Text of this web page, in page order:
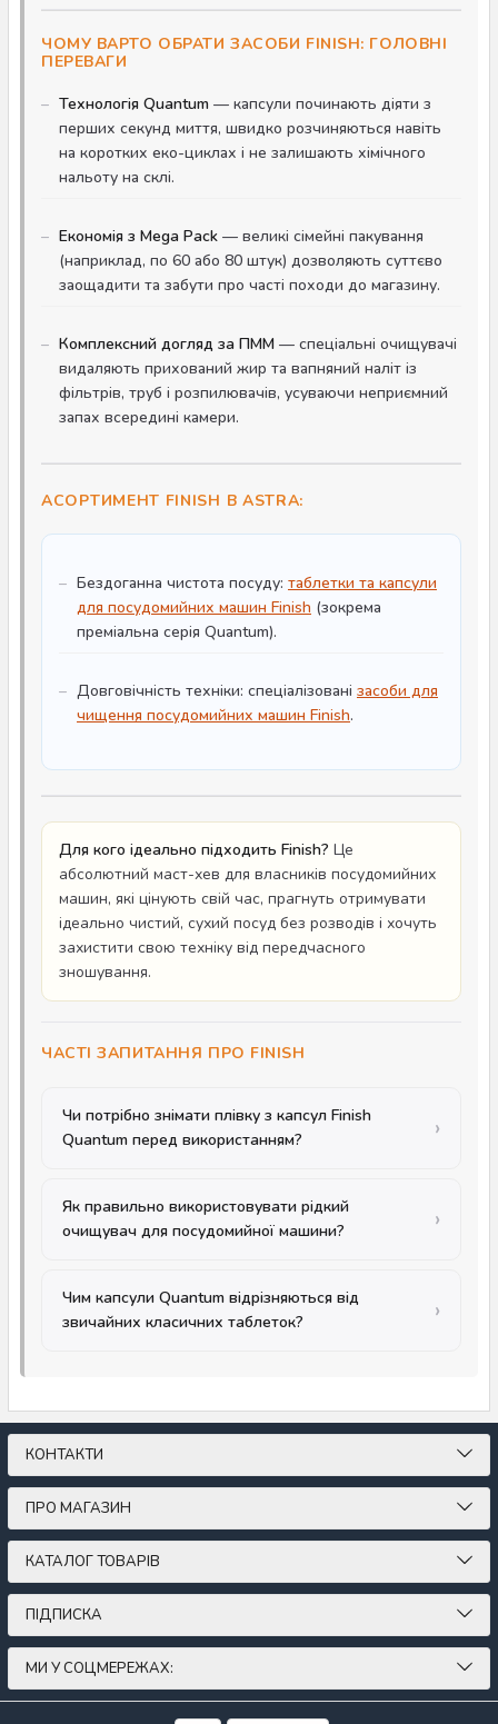
ЧОМУ ВАРТО ОБРАТИ ЗАСОБИ FINISH: ГОЛОВНІ
ПЕРЕВАГИ
Технологія Quantum — капсули починають діяти з
перших секунд миття, швидко розчиняються навіть
на коротких еко-циклах і не залишають хімічного
нальоту на склі.
Економія з Mega Pack — великі сімейні пакування
(наприклад, по 60 або 80 штук) дозволяють суттєво
заощадити та забути про часті походи до магазину.
Комплексний догляд за ПММ — спеціальні очищувачі
видаляють прихований жир та вапняний наліт із
фільтрів, труб і розпилювачів, усуваючи неприємний
запах всередині камери.
АСОРТИМЕНТ FINISH В ASTRA:
Бездоганна чистота посуду: таблетки та капсули
для посудомийних машин Finish (зокрема
преміальна серія Quantum).
Довговічність техніки: спеціалізовані засоби для
чищення посудомийних машин Finish.
Для кого ідеально підходить Finish? Це
абсолютний маст-хев для власників посудомийних
машин, які цінують свій час, прагнуть отримувати
ідеально чистий, сухий посуд без розводів і хочуть
захистити свою техніку від передчасного
зношування.
ЧАСТІ ЗАПИТАННЯ ПРО FINISH
Чи потрібно знімати плівку з капсул Finish
Quantum перед використанням?
Як правильно використовувати рідкий
очищувач для посудомийної машини?
Чим капсули Quantum відрізняються від
звичайних класичних таблеток?
КОНТАКТИ
ПРО МАГАЗИН
КАТАЛОГ ТОВАРІВ
ПІДПИСКА
МИ У СОЦМЕРЕЖАХ: